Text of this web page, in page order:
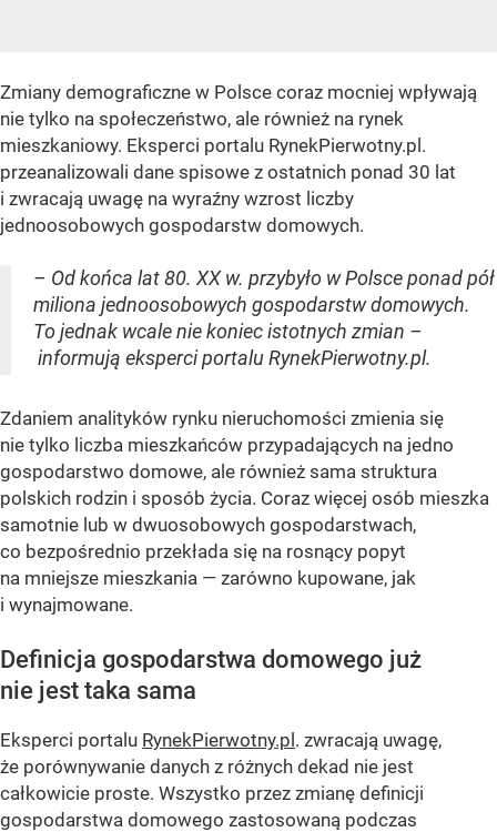
Zmiany demograficzne w Polsce coraz mocniej wpływają
nie tylko na społeczeństwo, ale również na rynek
mieszkaniowy. Eksperci portalu RynekPierwotny.pl.
przeanalizowali dane spisowe z ostatnich ponad 30 lat
i zwracają uwagę na wyraźny wzrost liczby
jednoosobowych gospodarstw domowych.
– Od końca lat 80. XX w. przybyło w Polsce ponad pół
miliona jednoosobowych gospodarstw domowych.
To jednak wcale nie koniec istotnych zmian –
informują eksperci portalu RynekPierwotny.pl.
Zdaniem analityków rynku nieruchomości zmienia się
nie tylko liczba mieszkańców przypadających na jedno
gospodarstwo domowe, ale również sama struktura
polskich rodzin i sposób życia. Coraz więcej osób mieszka
samotnie lub w dwuosobowych gospodarstwach,
co bezpośrednio przekłada się na rosnący popyt
na mniejsze mieszkania — zarówno kupowane, jak
i wynajmowane.
Definicja gospodarstwa domowego już
nie jest taka sama
Eksperci portalu RynekPierwotny.pl. zwracają uwagę,
że porównywanie danych z różnych dekad nie jest
całkowicie proste. Wszystko przez zmianę definicji
gospodarstwa domowego zastosowaną podczas